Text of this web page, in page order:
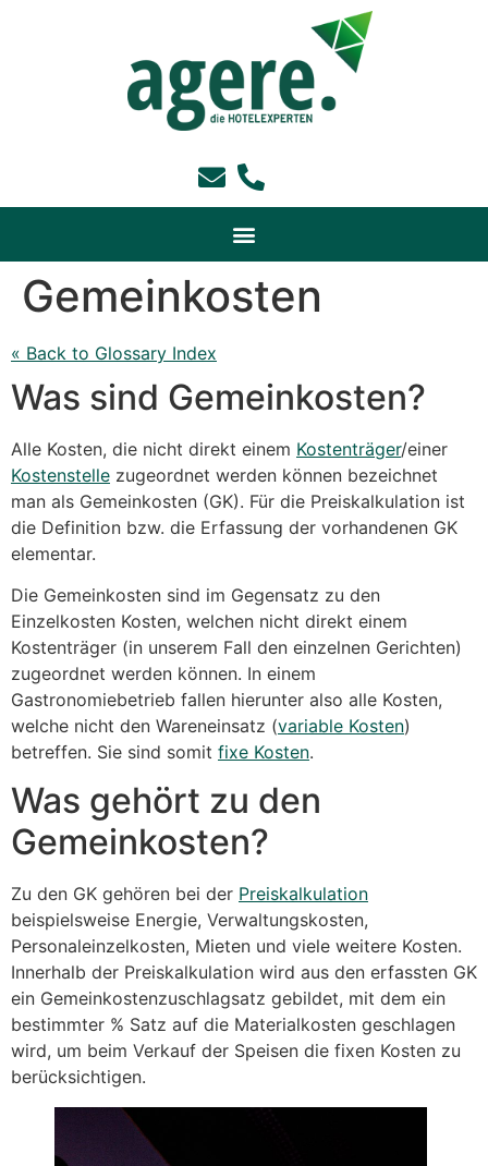
Gemeinkosten
« Back to Glossary Index
Was sind Gemeinkosten?
Alle Kosten, die nicht direkt einem Kostenträger/einer
Kostenstelle zugeordnet werden können bezeichnet
man als Gemeinkosten (GK). Für die Preiskalkulation ist
die Definition bzw. die Erfassung der vorhandenen GK
elementar.
Die Gemeinkosten sind im Gegensatz zu den
Einzelkosten Kosten, welchen nicht direkt einem
Kostenträger (in unserem Fall den einzelnen Gerichten)
zugeordnet werden können. In einem
Gastronomiebetrieb fallen hierunter also alle Kosten,
welche nicht den Wareneinsatz (variable Kosten)
betreffen. Sie sind somit fixe Kosten.
Was gehört zu den
Gemeinkosten?
Zu den GK gehören bei der Preiskalkulation
beispielsweise Energie, Verwaltungskosten,
Personaleinzelkosten, Mieten und viele weitere Kosten.
Innerhalb der Preiskalkulation wird aus den erfassten GK
ein Gemeinkostenzuschlagsatz gebildet, mit dem ein
bestimmter % Satz auf die Materialkosten geschlagen
wird, um beim Verkauf der Speisen die fixen Kosten zu
berücksichtigen.